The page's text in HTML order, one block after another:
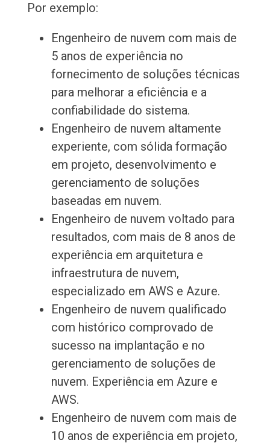
Por exemplo:
Engenheiro de nuvem com mais de
5 anos de experiência no
fornecimento de soluções técnicas
para melhorar a eficiência e a
confiabilidade do sistema.
Engenheiro de nuvem altamente
experiente, com sólida formação
em projeto, desenvolvimento e
gerenciamento de soluções
baseadas em nuvem.
Engenheiro de nuvem voltado para
resultados, com mais de 8 anos de
experiência em arquitetura e
infraestrutura de nuvem,
especializado em AWS e Azure.
Engenheiro de nuvem qualificado
com histórico comprovado de
sucesso na implantação e no
gerenciamento de soluções de
nuvem. Experiência em Azure e
AWS.
Engenheiro de nuvem com mais de
10 anos de experiência em projeto,